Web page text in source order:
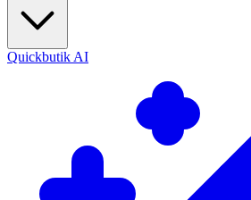
Quickbutik AI